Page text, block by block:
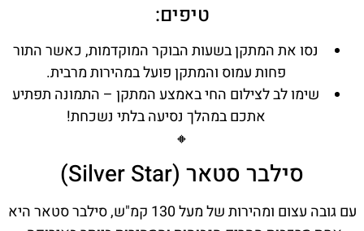
טיפים:
נסו את המתקן בשעות הבוקר המוקדמות, כאשר התור
פחות עמוס והמתקן פועל במהירות מרבית.
שימו לב לצילום החי באמצע המתקן – התמונה תפתיע
אתכם במהלך נסיעה בלתי נשכחת!
🔸
סילבר סטאר (Silver Star)
עם גובה עצום ומהירות של מעל 130 קמ"ש, סילבר סטאר היא